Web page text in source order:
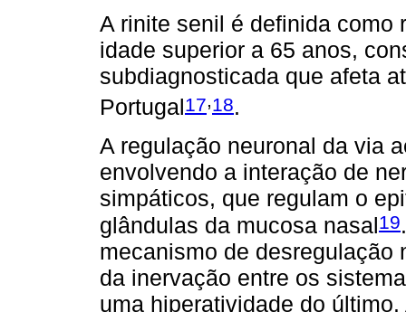
A rinite senil é definida como
idade superior a 65 anos,
subdiagnosticada que afeta
Portugal17,18.
A regulação neuronal da via
envolvendo a interação de
simpáticos, que regulam o
glândulas da mucosa nasal19
mecanismo de desregulação
da inervação entre os
uma hiperatividade do